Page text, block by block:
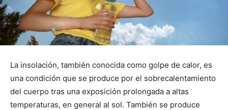
La insolación, también conocida como golpe de calor, es
una condición que se produce por el sobrecalentamiento
del cuerpo tras una exposición prolongada a altas
temperaturas, en general al sol. También se produce